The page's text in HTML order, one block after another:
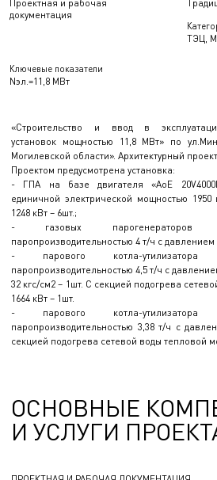
Проектная и рабочая
документация
ТЭЦ,
Ключевые показатели
Nэл.=11,8 МВт
«Строительство и ввод в
установок мощностью 11,8 МВт» по
Могилевской области». Архитектурный
Проектом предусмотрена установка:
- ГПА на базе двигателя «AoE
единичной электрической мощностью
1248 кВт – 6шт.;
- газовых парогенераторов
паропроизводительностью 4 т/ч с давлением
- парового котла-утилизатора
паропроизводительностью 4,5 т/ч с
32 кгс/см2 – 1шт. С секцией подогрева
1664 кВт – 1шт.
- парового котла-утилизатора
паропроизводительностью 3,38 т/ч с
секцией подогрева сетевой воды тепловой
ОСНОВНЫЕ
И УСЛУГИ